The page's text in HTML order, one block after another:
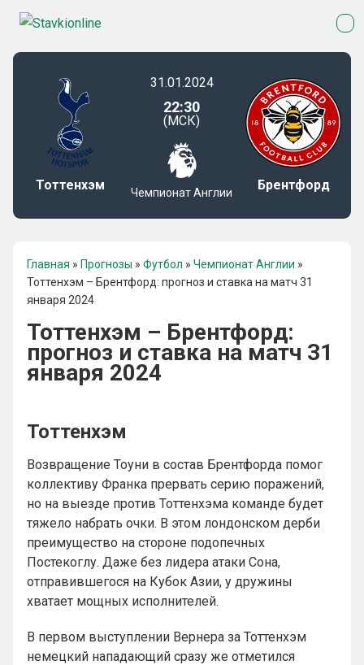
Тоттенхэм
31.01.2024
22:30
(МСК)
Чемпионат Англии Брентфорд
Главная » Прогнозы » Футбол » Чемпионат Англии »
Тоттенхэм – Брентфорд: прогноз и ставка на матч 31
января 2024
Тоттенхэм – Брентфорд:
прогноз и ставка на матч 31
января 2024
Тоттенхэм
Возвращение Тоуни в состав Брентфорда помог
коллективу Франка прервать серию поражений,
но на выезде против Тоттенхэма команде будет
тяжело набрать очки. В этом лондонском дерби
преимущество на стороне подопечных
Постекоглу. Даже без лидера атаки Сона,
отправившегося на Кубок Азии, у дружины
хватает мощных исполнителей.
В первом выступлении Вернера за Тоттенхэм
немецкий нападающий сразу же отметился